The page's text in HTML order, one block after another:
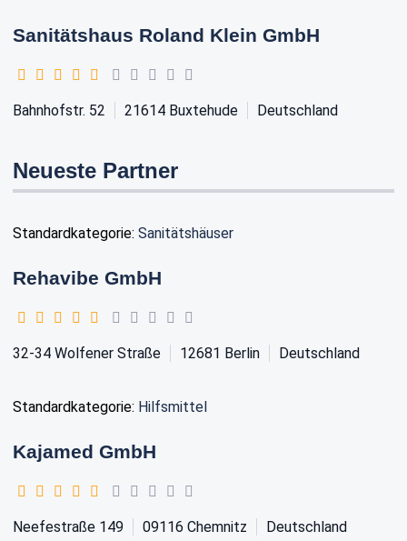
Sanitätshaus Roland Klein GmbH
Bahnhofstr. 52 21614 Buxtehude Deutschland
Neueste Partner
Standardkategorie: Sanitätshäuser
Rehavibe GmbH
32-34 Wolfener Straße 12681 Berlin Deutschland
Standardkategorie: Hilfsmittel
Kajamed GmbH
Neefestraße 149 09116 Chemnitz Deutschland